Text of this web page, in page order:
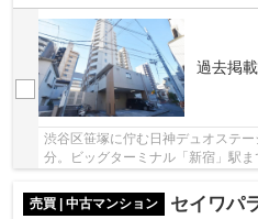
過去掲
渋谷区笹塚に佇む日神デュオステ
分。ビッグターミナル「新宿」駅
売買 | 中古マンション
セイワパ